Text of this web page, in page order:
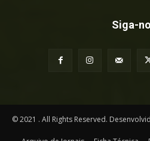
Siga-
© 2021 . All Rights Reserved.